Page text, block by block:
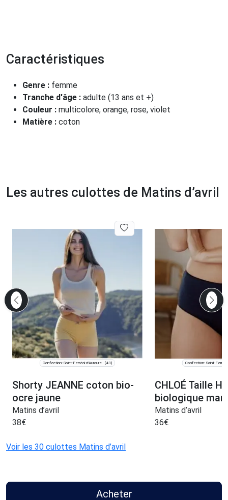
Caractéristiques
Genre : femme
Tranche d'âge : adulte (13 ans et +)
Couleur : multicolore, orange, rose, violet
Matière : coton
Les autres culottes de Matins d’avril
Confection: Saint-Ferréol-d'Auroure (43)
Shorty JEANNE coton bio-
ocre jaune
Matins d’avril
38€
Confection: Saint-
CHLOÉ Taille
biologique
Matins d’avril
36€
Voir les 30 culottes Matins d’avril
Acheter